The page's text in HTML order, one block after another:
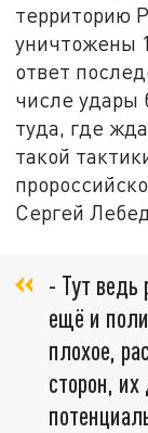
территорию
уничтожены
ответ
числе удары
туда, где
такой
Сергей
- Тут ведь
ещё и
плохое,
сторон,